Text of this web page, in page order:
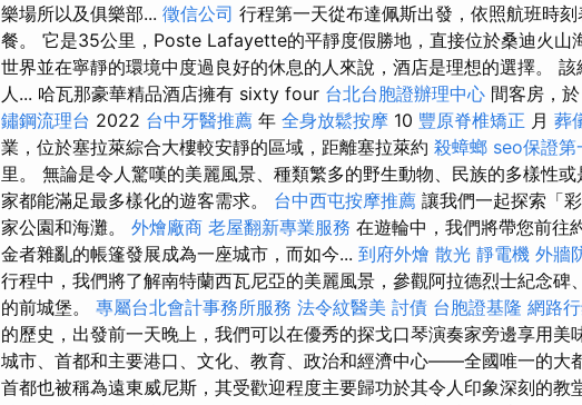
樂場所以及俱樂部... 徵信公司 行程第一天從布達佩斯出發，依照航班時
餐。 它是35公里，Poste Lafayette的平靜度假勝地，直接位於桑迪火山
世界並在寧靜的環境中度過良好的休息的人來說，酒店是理想的選擇。
人... 哈瓦那豪華精品酒店擁有 sixty four 台北台胞證辦理中心 間客房，於
鏽鋼流理台 2022 台中牙醫推薦 年 全身放鬆按摩 10 豐原脊椎矯正 月 葬
業，位於塞拉萊綜合大樓較安靜的區域，距離塞拉萊約 殺蟑螂 seo保證第
里。 無論是令人驚嘆的美麗風景、種類繁多的野生動物、民族的多樣性
家都能滿足最多樣化的遊客需求。 台中西屯按摩推薦 讓我們一起探索「
家公園和海灘。 外燴廠商 老屋翻新專業服務 在遊輪中，我們將帶您前往
金者雜亂的帳篷發展成為一座城市，而如今... 到府外燴 散光 靜電機 外牆
行程中，我們將了解南特蘭西瓦尼亞的美麗風景，參觀阿拉德烈士紀念碑
的前城堡。 專屬台北會計事務所服務 法令紋醫美 討債 台胞證基隆 網路
的歷史，出發前一天晚上，我們可以在優秀的探戈口琴演奏家旁邊享用美
城市、首都和主要港口、文化、教育、政治和經濟中心——全國唯一的大
首都也被稱為遠東威尼斯，其受歡迎程度主要歸功於其令人印象深刻的教